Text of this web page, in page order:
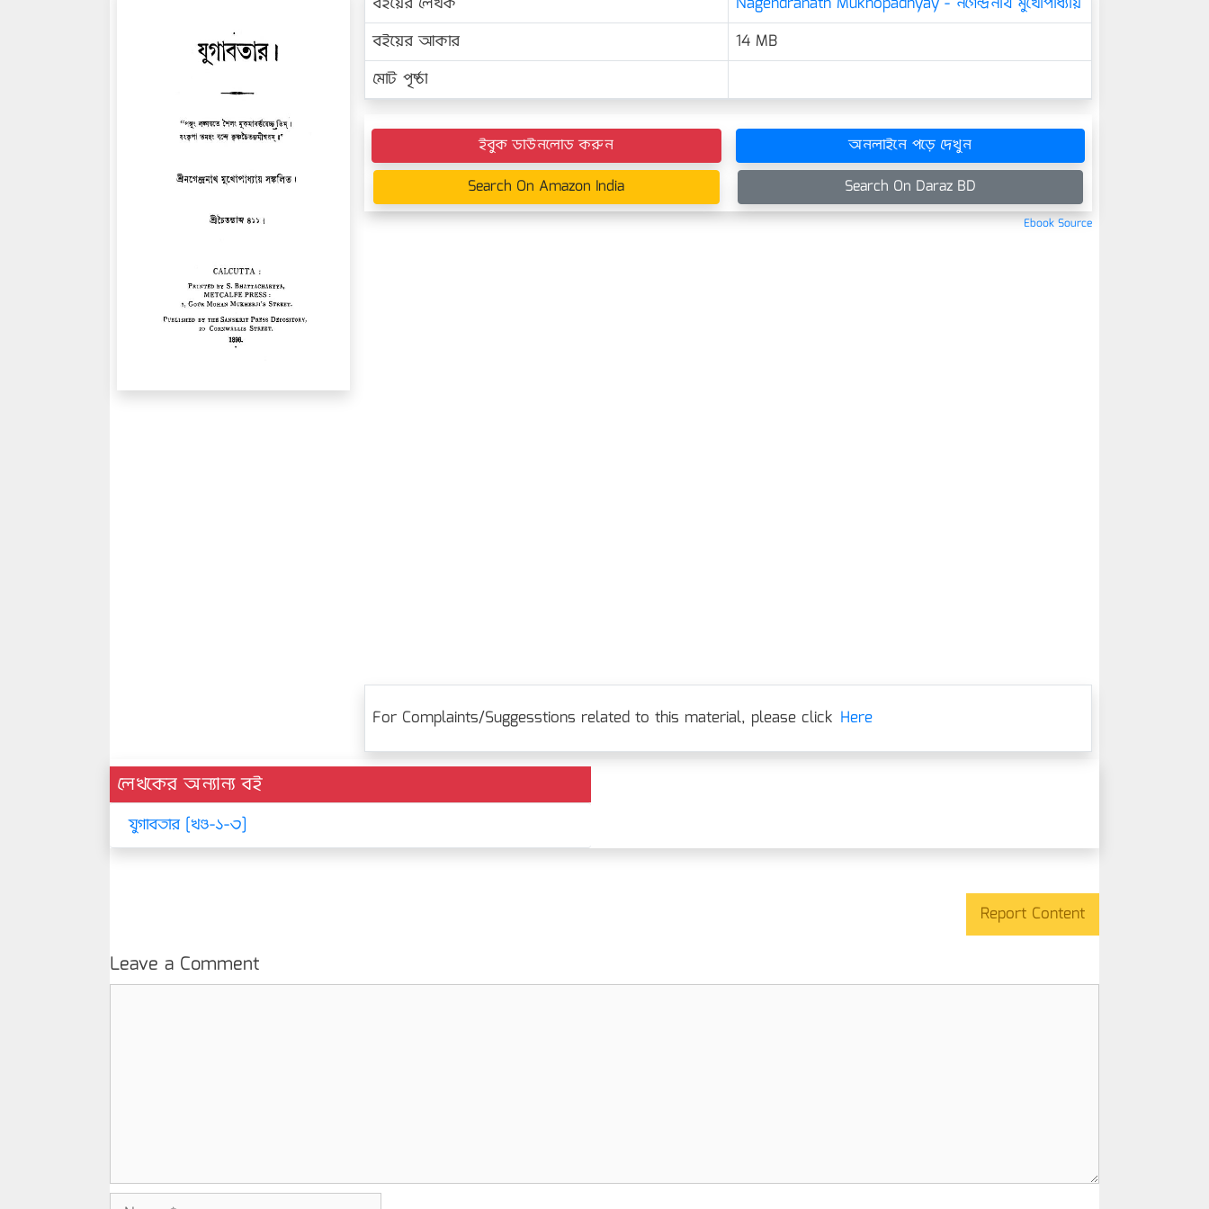
বইয়ের আকার
14 MB
মোট পৃষ্ঠা
ইবুক ডাউনলোড করুন
অনলাইনে পড়ে দেখুন
Search On Amazon India
Search On Daraz BD
Ebook Source
For Complaints/Suggesstions related to this material, please click Here
লেখকের অন্যান্য বই
যুগাবতার [খণ্ড-১-৩]
Report Content
Leave a Comment
Name